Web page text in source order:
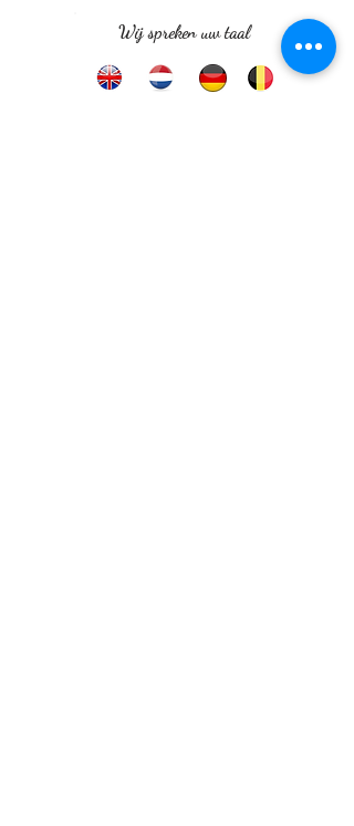
Wij spreken uw taal